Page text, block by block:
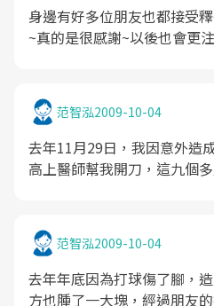
身邊有好多位朋友也都接受
~真的是很感謝~以後也會更
范智泓2009-10-04
去年11月29日，我因意外造
高上醫師幫我開刀，這九個
范智泓2009-10-04
去年年底因為打球傷了腳，
方也腫了一大塊，經過朋友